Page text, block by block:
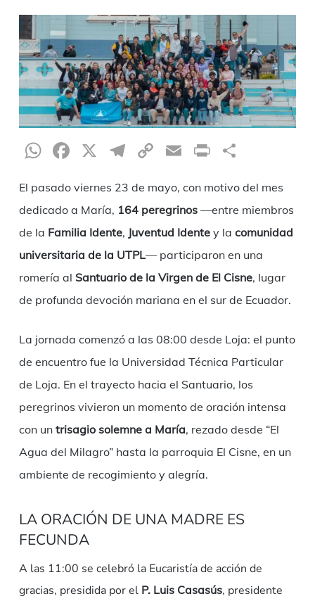
WhatsApp
Facebook
X Telegram
CopyEmailPrint
El pasado viernes 23 de mayo, con motivo del mes
dedicado a María, 164 peregrinos—entre miembros
de la Familia Idente, Juventud Identey la comunidad
universitaria de la UTPL— participaron en una
romería al Santuario de la Virgen de El Cisne, lugar
de profunda devoción mariana en el sur de Ecuador.
La jornada comenzó a las 08:00 desde Loja: el punto
de encuentro fue la Universidad Técnica Particular
de Loja. En el trayecto hacia el Santuario, los
peregrinos vivieron un momento de oración intensa
con un trisagio solemne a María, rezado desde “El
Agua del Milagro” hasta la parroquia El Cisne, en un
ambiente de recogimiento y alegría.
LA ORACIÓN DE UNA MADRE ES
FECUNDA
A las 11:00 se celebró la Eucaristía de acción de
gracias, presidida por el P. Luis Casasús, presidente